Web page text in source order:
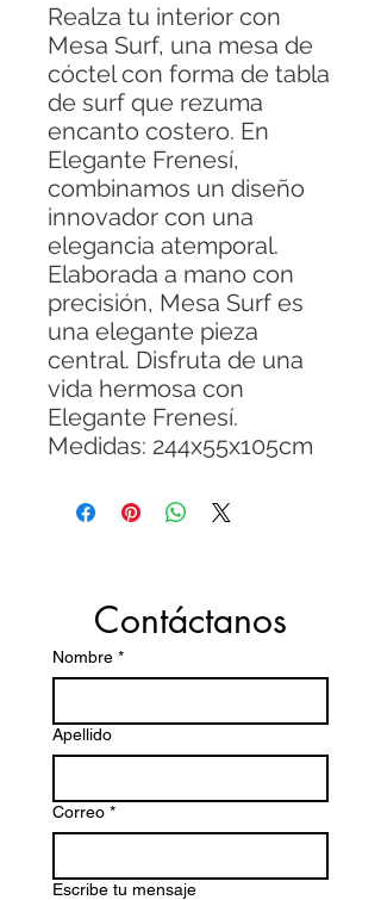
Realza tu interior con
Mesa Surf, una mesa de
cóctel con forma de tabla
de surf que rezuma
encanto costero. En
Elegante Frenesí,
combinamos un diseño
innovador con una
elegancia atemporal.
Elaborada a mano con
precisión, Mesa Surf es
una elegante pieza
central. Disfruta de una
vida hermosa con
Elegante Frenesí.
Medidas: 244x55x105cm
Contáctanos
Nombre *
Apellido
Correo *
Escribe tu mensaje